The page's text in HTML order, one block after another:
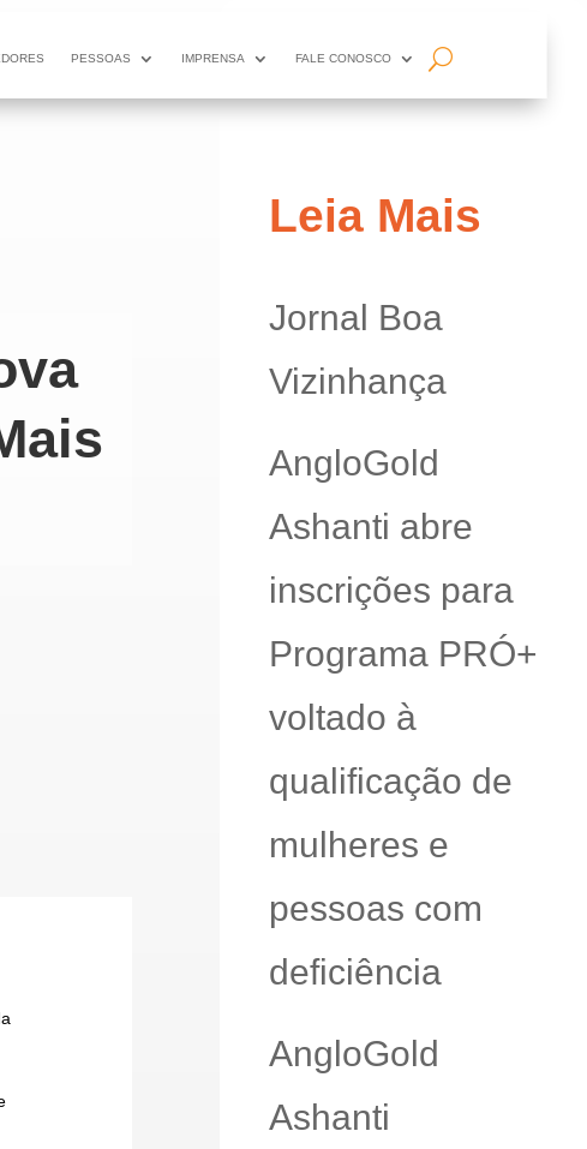
PESSOAS IMPRENSA FALE CONOSCO
Leia Mais
Jornal Boa
Vizinhança
AngloGold
Ashanti abre
inscrições para
Programa PRÓ+
voltado à
qualificação de
mulheres e
pessoas com
deficiência
AngloGold
Ashanti